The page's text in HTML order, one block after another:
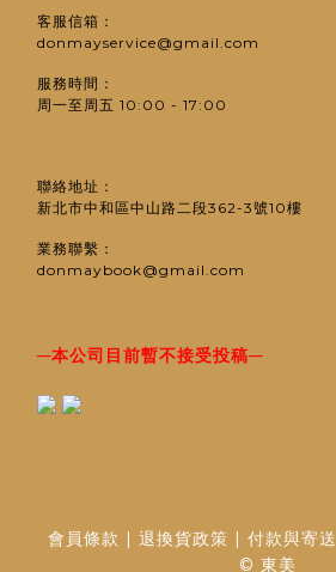
客服信箱：
donmayservice@gmail.com
服務時間：
周一至周五 10:00 - 17:00
聯絡地址：
新北市中和區中山路二段362-3號10樓
業務聯繫：
donmaybook@gmail.com
─本公司目前暫不接受投稿─
會員條款 | 退換貨政策 | 付款與寄送
© 東美